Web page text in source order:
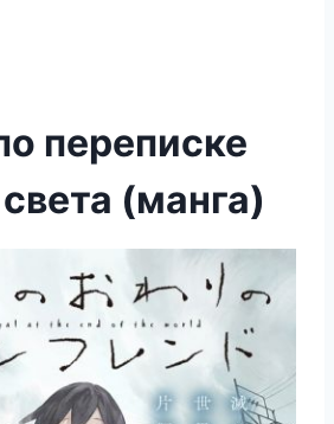
переписке
(манга)